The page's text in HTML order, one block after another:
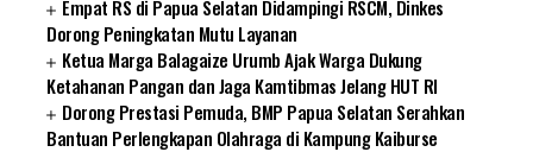
Empat RS di Papua Selatan Didampingi RSCM, Dinkes
Dorong Peningkatan Mutu Layanan
Ketua Marga Balagaize Urumb Ajak Warga Dukung
Ketahanan Pangan dan Jaga Kamtibmas Jelang HUT RI
Dorong Prestasi Pemuda, BMP Papua Selatan Serahkan
Bantuan Perlengkapan Olahraga di Kampung Kaiburse